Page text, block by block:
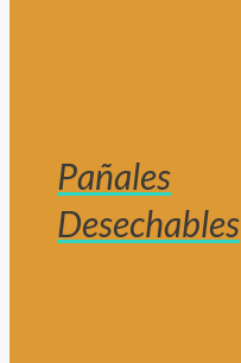
Pañales
Desechables